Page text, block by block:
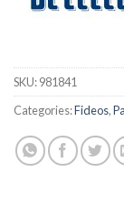
SKU:981841
Categories:Fideos,